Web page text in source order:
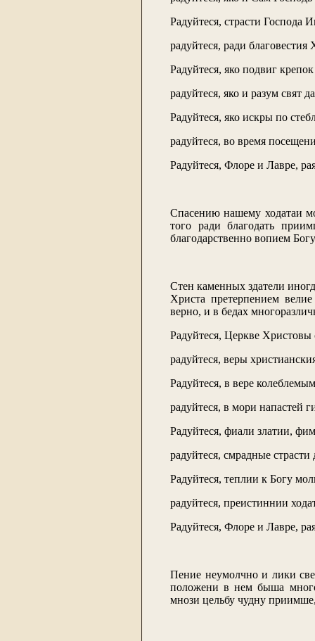
Радуйтеся, страсти Господа
радуйтеся, ради
Радуйтеся, яко подвиг
радуйтеся, яко и разум свят
Радуйтеся, яко искры по
радуйтеся, во время
Радуйтеся, Флоре и Лавре,
Спасению нашему ходатаи
того ради благодать
благодарственно вопием
Стен каменных здатели
Христа претерпением
верно, и в бедах
Радуйтеся, Церкве
радуйтеся, веры
Радуйтеся, в вере
радуйтеся, в мори напастей
Радуйтеся, фиали златии,
радуйтеся, смрадные
Радуйтеся, теплии к Богу
радуйтеся, преистиннии
Радуйтеся, Флоре и Лавре,
Пение неумолчно и лики
положени в нем быша
мнози цельбу чудну